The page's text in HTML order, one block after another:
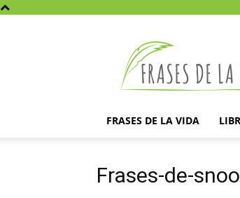
la
vida
FRASES DE LA VIDA
Frases-de-